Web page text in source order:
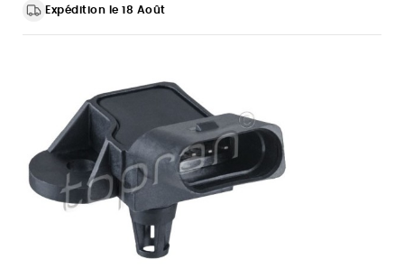
Expédition le 18 Août